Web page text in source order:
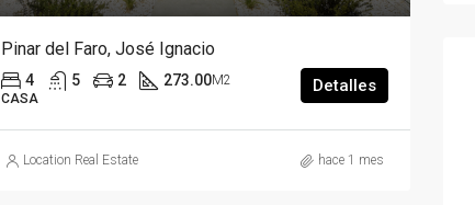
Pinar del Faro, José Ignacio
4 5 2 273.00M2
CASA
Detalles
Location Real Estate hace 1 mes